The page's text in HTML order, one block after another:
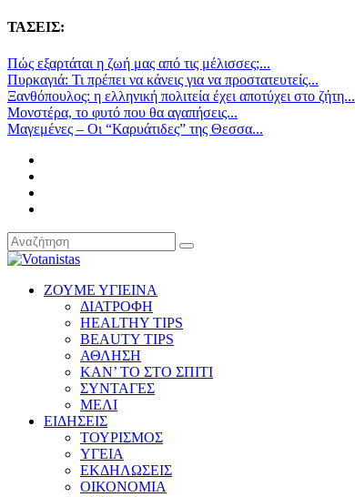
ΤΑΣΕΙΣ:
Πώς εξαρτάται η ζωή μας από τις μέλισσες;...
Πυρκαγιά: Τι πρέπει να κάνεις για να προστατευτείς...
Ξανθόπουλος: η ελληνική πολιτεία έχει αποτύχει στο ζήτη...
Μονστέρα, το φυτό που θα αγαπήσεις...
Μαγεμένες – Οι “Καρυάτιδες” της Θεσσα...
ΖΟΥΜΕ ΥΓΙΕΙΝΑ
ΔΙΑΤΡΟΦΗ
HEALTHY TIPS
BEAUTY TIPS
ΑΘΛΗΣΗ
ΚΑΝ’ ΤΟ ΣΤΟ ΣΠΙΤΙ
ΣΥΝΤΑΓΕΣ
ΜΕΛΙ
ΕΙΔΗΣΕΙΣ
ΤΟΥΡΙΣΜΟΣ
ΥΓΕΙΑ
ΕΚΔΗΛΩΣΕΙΣ
ΟΙΚΟΝΟΜΙΑ